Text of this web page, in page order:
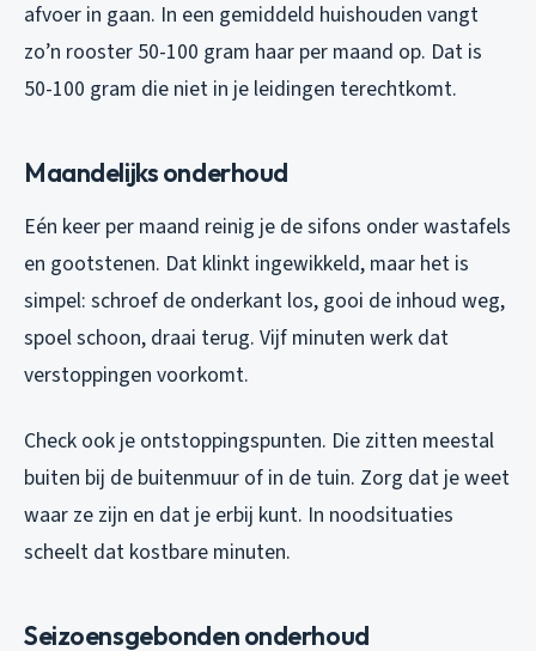
afvoer in gaan. In een gemiddeld huishouden vangt
zo’n rooster 50-100 gram haar per maand op. Dat is
50-100 gram die niet in je leidingen terechtkomt.
Maandelijks onderhoud
Eén keer per maand reinig je de sifons onder wastafels
en gootstenen. Dat klinkt ingewikkeld, maar het is
simpel: schroef de onderkant los, gooi de inhoud weg,
spoel schoon, draai terug. Vijf minuten werk dat
verstoppingen voorkomt.
Check ook je ontstoppingspunten. Die zitten meestal
buiten bij de buitenmuur of in de tuin. Zorg dat je weet
waar ze zijn en dat je erbij kunt. In noodsituaties
scheelt dat kostbare minuten.
Seizoensgebonden onderhoud